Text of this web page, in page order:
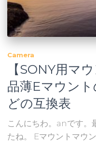
Camera
【SONY用マ
品薄Eマウント
どの互換表
こんにちわ。anです。
たね。 Eマウントマウ